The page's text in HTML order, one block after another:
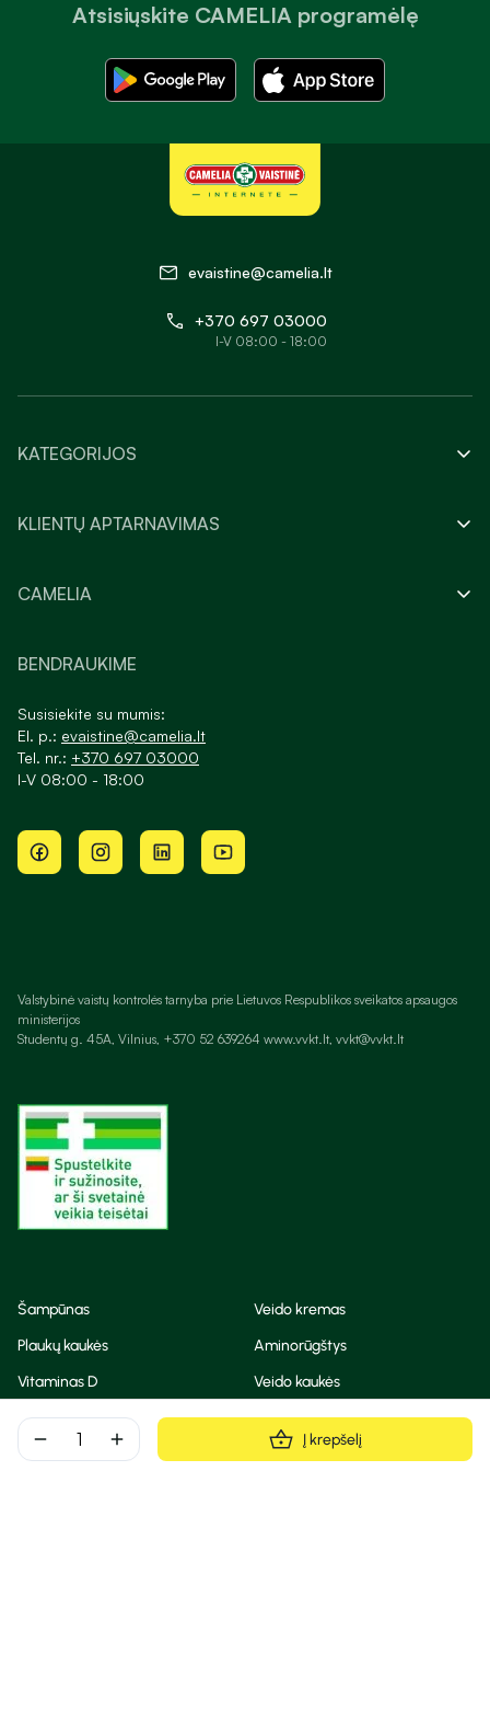
remove add Į krepšelį
Atsisiųskite CAMELIA programėlę
evaistine@camelia.lt
+370 697 03000
I-V 08:00 - 18:00
KATEGORIJOS
KLIENTŲ APTARNAVIMAS
CAMELIA
BENDRAUKIME
Susisiekite su mumis:
El. p.: evaistine@camelia.lt
Tel. nr.: +370 697 03000
I-V 08:00 - 18:00
Valstybinė vaistų kontrolės tarnyba prie Lietuvos Respublikos sveikatos apsaugos
ministerijos
Studentų g. 45A, Vilnius, +370 52 639264 www.vvkt.lt, vvkt@vvkt.lt
Šampūnas
Veido kremas
Plaukų kaukės
Aminorūgštys
Vitaminas D
Veido kaukės
Korėjietiška kosmetika
Eteriniai aliejai
Dezodorantas
BB ir CC kremas